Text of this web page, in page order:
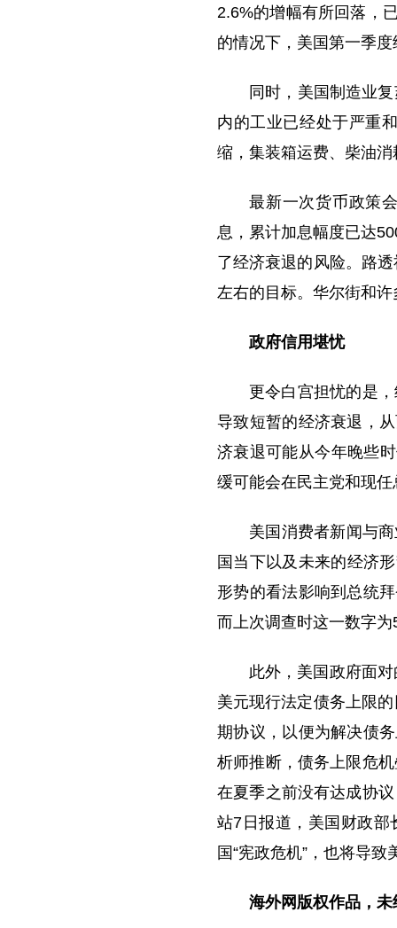
2.6%的增幅有所回落，
的情况下，美国第一季
同时，美国制造业
内的工业已经处于严重
缩，集装箱运费、柴油
最新一次货币政策
息，累计加息幅度已达
了经济衰退的风险。路
左右的目标。华尔街和
政府信用堪忧
更令白宫担忧的是
导致短暂的经济衰退，
济衰退可能从今年晚些
缓可能会在民主党和现
美国消费者新闻与
国当下以及未来的经济
形势的看法影响到总统
而上次调查时这一数字为
此外，美国政府面
美元现行法定债务上限
期协议，以便为解决债
析师推断，债务上限危
在夏季之前没有达成协
站7日报道，美国财政部
国“宪政危机”，也将导
海外网版权作品，